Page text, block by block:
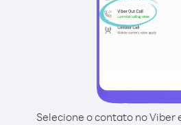
Selecione o contato no Viber